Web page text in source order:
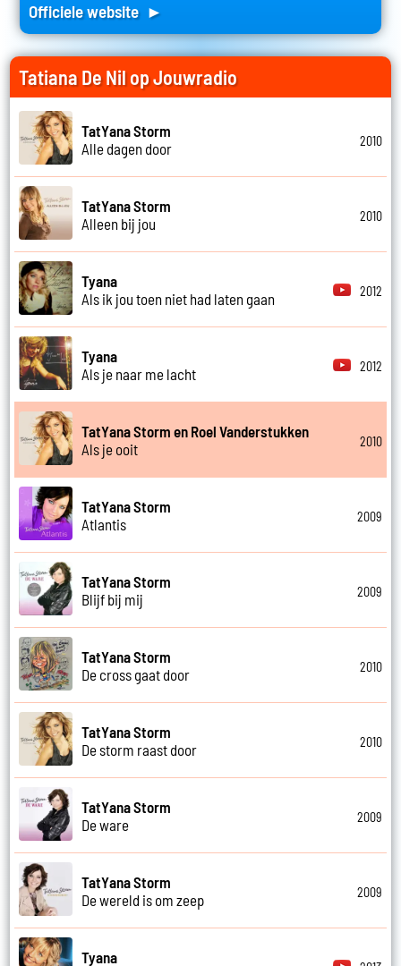
Officiele website ►
Tatiana De Nil op Jouwradio
TatYana Storm
Alle dagen door
2010
TatYana Storm
Alleen bij jou
2010
Tyana
Als ik jou toen niet had laten gaan
2012
Tyana
Als je naar me lacht
2012
TatYana Storm en Roel Vanderstukken
Als je ooit
2010
TatYana Storm
Atlantis
2009
TatYana Storm
Blijf bij mij
2009
TatYana Storm
De cross gaat door
2010
TatYana Storm
De storm raast door
2010
TatYana Storm
De ware
2009
TatYana Storm
De wereld is om zeep
2009
Tyana